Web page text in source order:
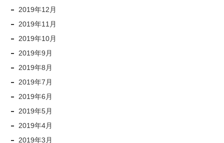
2019年12月
2019年11月
2019年10月
2019年9月
2019年8月
2019年7月
2019年6月
2019年5月
2019年4月
2019年3月